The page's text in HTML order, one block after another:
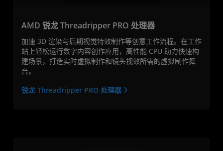
AMD 锐龙 Threadripper PRO 处理器
加速 3D 渲染与后期视觉特效制作等创意工作流程。在工作
站上轻松运行数字内容创作应用，高性能 CPU 助力快速构
建场景，打造实时虚拟制作和镜头视效所需的虚拟制作舞
台。
锐龙 Threadripper PRO 处理器